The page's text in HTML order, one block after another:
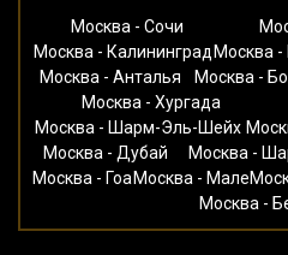
Москва - Сочи
Москва - КалининградМосква -
Москва - Анталья
Москва -
Москва - Хургада
Москва - Шарм-Эль-Шейх
Москва - Дубай
Москва -
Москва - ГоаМосква - Мале
Москва -